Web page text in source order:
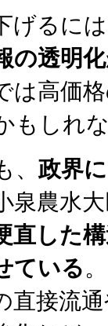
げるに
の透明
は高価
もしれ
、 政界
泉農水
直した
ている。
直接流